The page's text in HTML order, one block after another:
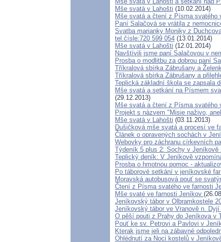
Mše svatá v Lahošti (10.02.2014)
Mše svatá a čtení z Písma svatého
Paní Salačová se vrátila z
Svatba marianky Moniky z
tel.čísle:720 599 054 (13.01.2014)
Mše svatá v Lahošti (12.01.2014)
Navštívili jsme paní Salačovou v
Prosba o modlitbu za dobrou paní
Tříkralová sbírka Zábrušany a
Tříkralová sbírka Zábrušany a
Teplická základní škola se zapsala
Mše svatá a setkání na Písmem
(29.12.2013)
Mše svatá a čtení z Písma svatého
Projekt s názvem "Misie naživo,
Mše svatá v Lahošti (03.11.2013)
Dušičková mše svatá a procesí ve
Článek o opravených sochách v
Webovky pro záchranu církevních
Týdeník 5 plus 2: Sochy v
Teplický deník: V Jeníkově
Prosba o hmotnou pomoc -
Po táborové setkání v jeníkovské
Moravská autobusová pouť se
Čtení z Písma svatého ve farnosti
Mše svaté ve farnosti Jeníkov
Jeníkovský tábor v Olbramkostele
Jeníkovský tábor ve Vranově n. Dyjí
O pěší pouti z Prahy do Jeníkova v
Pouť ke sv. Petrovi a Pavlovi v
Kterak jsme jeli na zábavné
Ohlédnutí za Noci kostelů v